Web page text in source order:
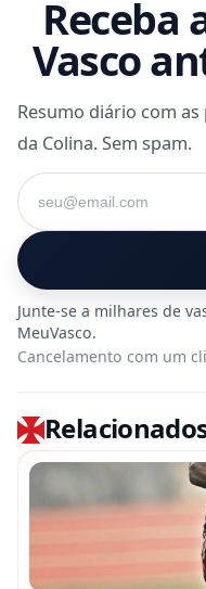
Receba
Vasco
Resumo diário com
da Colina. Sem spam.
Seu e-mail
Cancelamento com um